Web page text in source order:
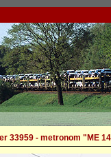
33959 - metronom "ME